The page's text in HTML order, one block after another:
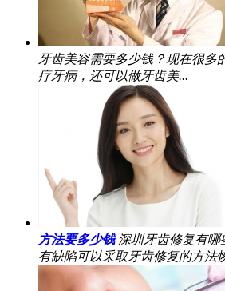
牙齿美容需要多少钱？现在很多
疗牙病，还可以做牙齿美...
方法要多少钱 深圳牙齿修复有
有缺陷可以采取牙齿修复的方法